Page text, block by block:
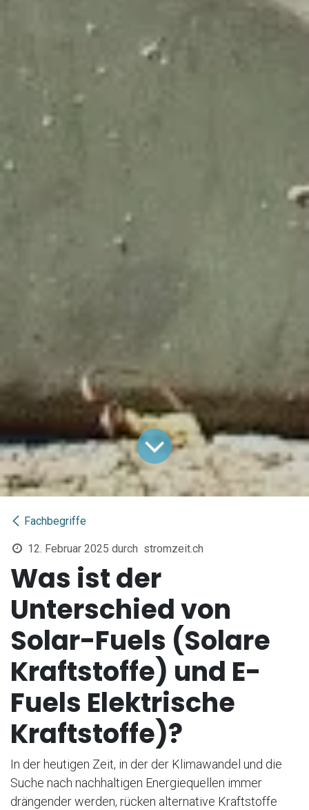
Fachbegriffe
12. Februar 2025 durch stromzeit.ch
Was ist der
Unterschied von
Solar-Fuels (Solare
Kraftstoffe) und E-
Fuels Elektrische
Kraftstoffe)?
In der heutigen Zeit, in der der Klimawandel und die
Suche nach nachhaltigen Energiequellen immer
drängender werden, rücken alternative Kraftstoffe